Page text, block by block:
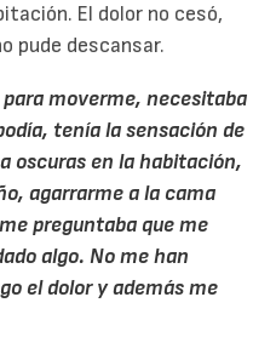
El dolor no cesó,
pude descansar.
moverme, necesitaba
tenía la sensación de
oscuras en la habitación,
agarrarme a la cama
preguntaba que me
algo. No me han
el dolor y además me